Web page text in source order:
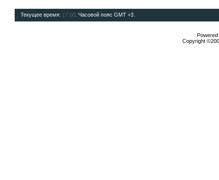
Текущее время: 17:00 . Часовой пояс GMT +3.
Copyright